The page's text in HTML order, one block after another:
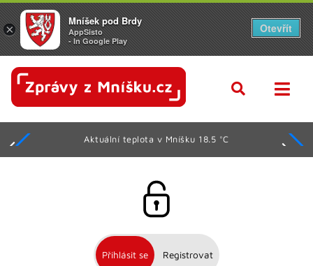
Aktuální teplota v Mníšku 18.5 °C
Přihlásit se Registrovat
×
Mníšek pod Brdy
AppSisto
- In Google Play
Otevřít